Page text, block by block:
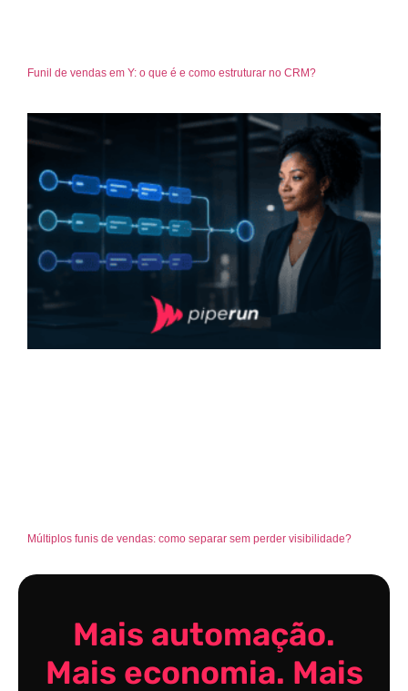
Funil de vendas em Y: o que é e como estruturar no CRM?
Múltiplos funis de vendas: como separar sem perder visibilidade?
Mais automação.
Mais economia. Mais